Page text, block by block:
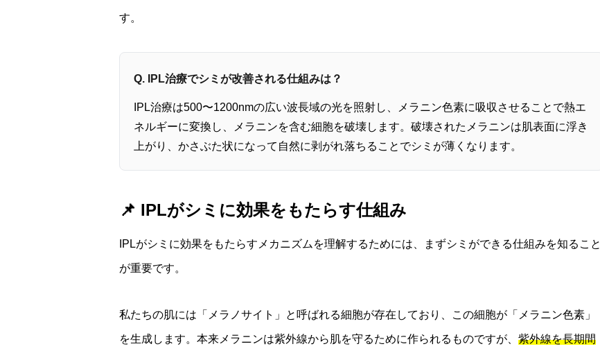
す。
Q. IPL治療でシミが改善される仕組みは？
IPL治療は500〜1200nmの広い波長域の光を照射し、メラニン色素に吸収させることで熱エ
ネルギーに変換し、メラニンを含む細胞を破壊します。破壊されたメラニンは肌表面に浮き
上がり、かさぶた状になって自然に剥がれ落ちることでシミが薄くなります。
📌 IPLがシミに効果をもたらす仕組み
IPLがシミに効果をもたらすメカニズムを理解するためには、まずシミができる仕組みを知ること
が重要です。
私たちの肌には「メラノサイト」と呼ばれる細胞が存在しており、この細胞が「メラニン色素」
を生成します。本来メラニンは紫外線から肌を守るために作られるものですが、 紫外線を長期間